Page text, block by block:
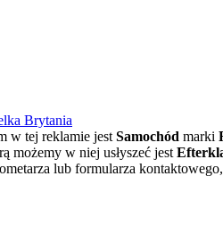
Brytania
w tej reklamie jest Samochód marki
możemy w niej usłyszeć jest
lub formularza